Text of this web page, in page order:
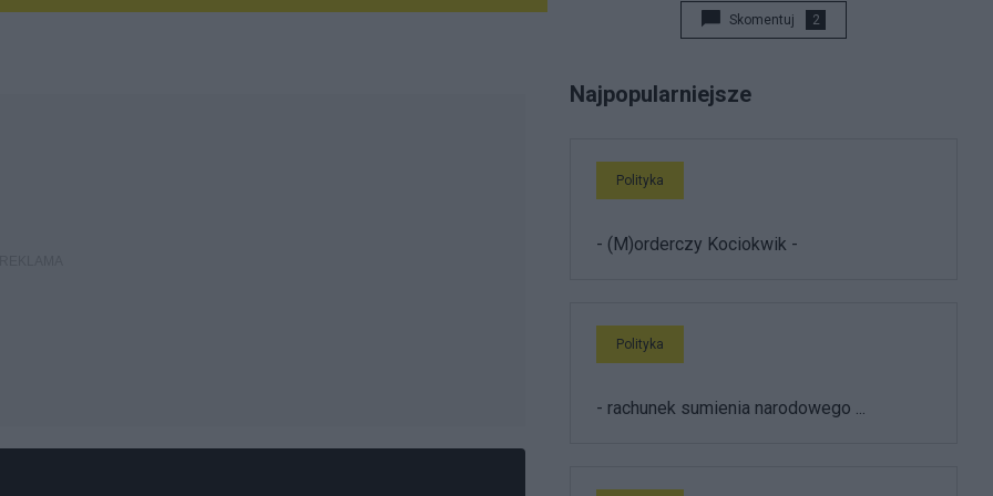
Skomentuj 2
Najpopularniejsze
Polityka
- (M)orderczy Kociokwik -
Polityka
- rachunek sumienia narodowego ...